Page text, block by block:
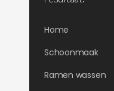
Home
Schoonmaak
Ramen wassen